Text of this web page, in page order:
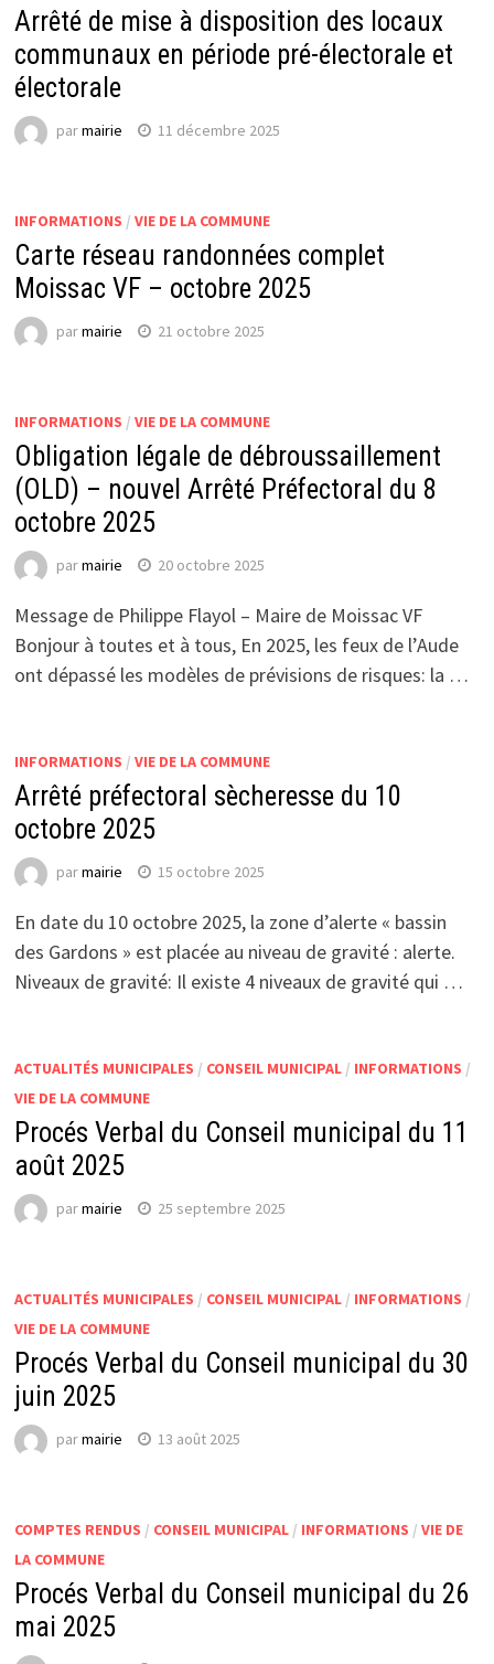
Arrêté de mise à disposition des locaux
communaux en période pré-électorale et
électorale
parmairie 11 décembre 2025
INFORMATIONS / VIE DE LA COMMUNE
Carte réseau randonnées complet
Moissac VF – octobre 2025
parmairie 21 octobre 2025
INFORMATIONS / VIE DE LA COMMUNE
Obligation légale de débroussaillement
(OLD) – nouvel Arrêté Préfectoral du 8
octobre 2025
parmairie 20 octobre 2025
Message de Philippe Flayol – Maire de Moissac VF
Bonjour à toutes et à tous, En 2025, les feux de l’Aude
ont dépassé les modèles de prévisions de risques: la …
INFORMATIONS / VIE DE LA COMMUNE
Arrêté préfectoral sècheresse du 10
octobre 2025
parmairie 15 octobre 2025
En date du 10 octobre 2025, la zone d’alerte « bassin
des Gardons » est placée au niveau de gravité : alerte.
Niveaux de gravité: Il existe 4 niveaux de gravité qui …
ACTUALITÉS MUNICIPALES / CONSEIL MUNICIPAL/ INFORMATIONS /
VIE DE LA COMMUNE
Procés Verbal du Conseil municipal du 11
août 2025
parmairie 25 septembre 2025
ACTUALITÉS MUNICIPALES / CONSEIL MUNICIPAL/ INFORMATIONS /
VIE DE LA COMMUNE
Procés Verbal du Conseil municipal du 30
juin 2025
parmairie 13 août 2025
COMPTES RENDUS / CONSEIL MUNICIPAL/ INFORMATIONS / VIE DE
LA COMMUNE
Procés Verbal du Conseil municipal du 26
mai 2025